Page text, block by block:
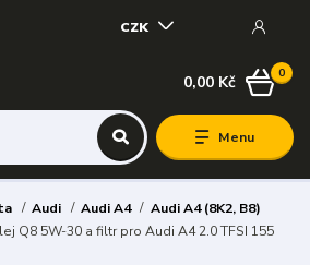
Menu
CZK
0
0,00 Kč
Audi Audi A4
Audi A4 (8K2, B8)
Q8 5W-30 a filtr pro Audi A4 2.0 TFSI 155